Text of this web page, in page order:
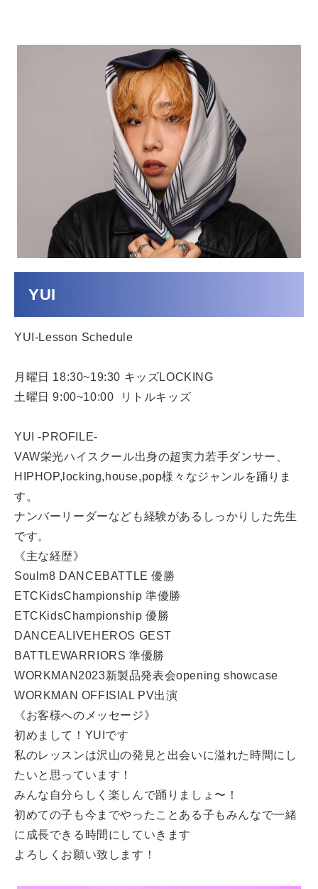
YUI
YUI-Lesson Schedule
月曜日 18:30~19:30 キッズLOCKING
土曜日 9:00~10:00 リトルキッズ
YUI -PROFILE-
VAW栄光ハイスクール出身の超実力若手ダンサー、
HIPHOP,locking,house,pop様々なジャンルを踊りま
す。
ナンバーリーダーなども経験があるしっかりした先生
です。
《主な経歴》
Soulm8 DANCEBATTLE優勝
ETCKidsChampionship準優勝
ETCKidsChampionship優勝
DANCEALIVEHEROS GEST
BATTLEWARRIORS準優勝
WORKMAN2023新製品発表会opening showcase
WORKMAN OFFISIAL PV出演
《お客様へのメッセージ》
初めまして！YUIです
私のレッスンは沢山の発見と出会いに溢れた時間にし
たいと思っています！
みんな自分らしく楽しんで踊りましょ〜！
初めての子も今までやったことある子もみんなで一緒
に成長できる時間にしていきます
よろしくお願い致します！